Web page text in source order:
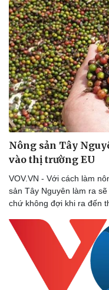
Du lịch
Tư vấn
Săn Tour
check-in
Nông sản Tây
vào thị trường EU
VOV.VN - Với cách làm
sản Tây Nguyên làm ra
chứ không đợi khi ra đến